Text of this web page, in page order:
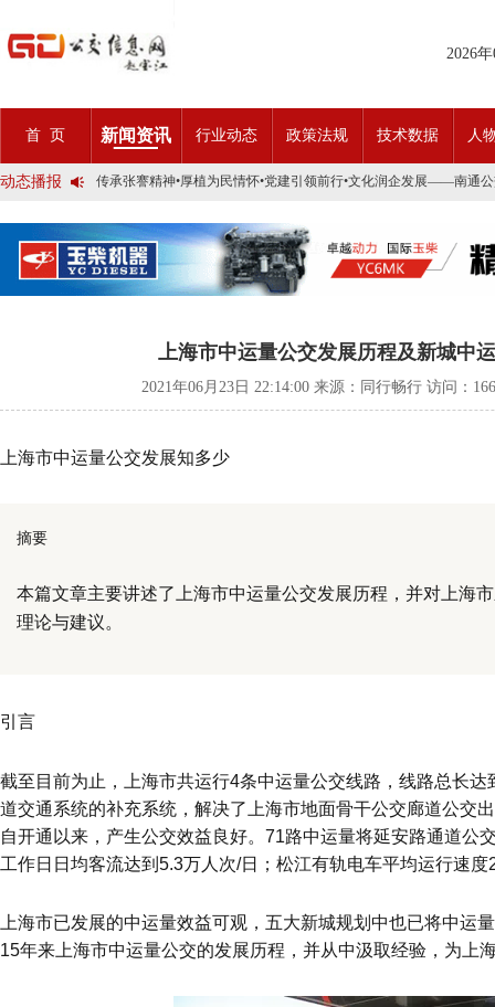
2026
首 页 新闻资讯 行业动态 政策法规 技术数据 人
动态播报
石河子市公交公司荣获全国五一劳动奖状
宜昌公交春节滨江观光定制巴士18日开行！
传承张謇精神•厚植为民情怀•党建引领前行•文化润企发展——南通
岁月为鉴人民为证，百年北京公交实现历史性跨越！
今日生效！新《安全生产法》处罚条款对照
交通运输部、科学技术部发布关于科技创新驱动加快建设交通强国
2025市民出行新方案 | 久事公交开通首条需求响应式定制班线
第九届公交都市发展论坛 (深圳)邀请函
宜昌公交春节滨江观光定制巴士18日开行！
传承张謇精神•厚植为民情怀•党建引领前行•文化润企发展——南通
创新 实践 沟通 | 聚焦「智慧公交」目标 助推公交转型发展——沪苏
上海市中运量公交发展历程及新城中
2021年06月23日 22:14:00 来源：同行畅行 访问：
上海市中运量公交发展知多少
摘要
本篇文章主要讲述了上海市中运量公交发展历程，并对上海
理论与建议。
引言
截至目前为止，上海市共运行4条中运量公交线路，线路总长达
道交通系统的补充系统，解决了上海市地面骨干公交廊道公交
自开通以来，产生公交效益良好。 71路中运量将延安路通道公
工作日日均客流达到 5.3万人次/日； 松江有轨电车平均运行速度
上海市已发展的中运量效益可观，五大新城规划中也已将中运
15年来上海市中运量公交的发展历程，并从中汲取经验，为上